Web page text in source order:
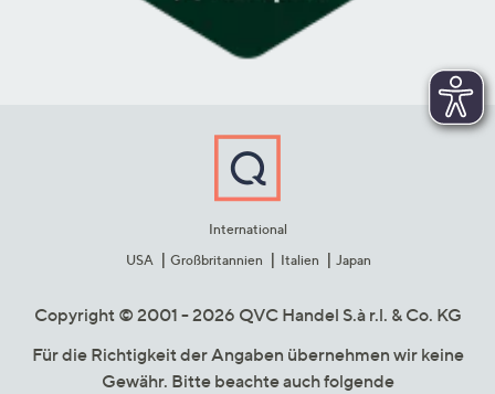
International
USA
Großbritannien Italien Japan
Copyright © 2001 - 2026 QVC Handel S.à r.l. & Co. KG
Für die Richtigkeit der Angaben übernehmen wir keine
Gewähr. Bitte beachte auch folgende